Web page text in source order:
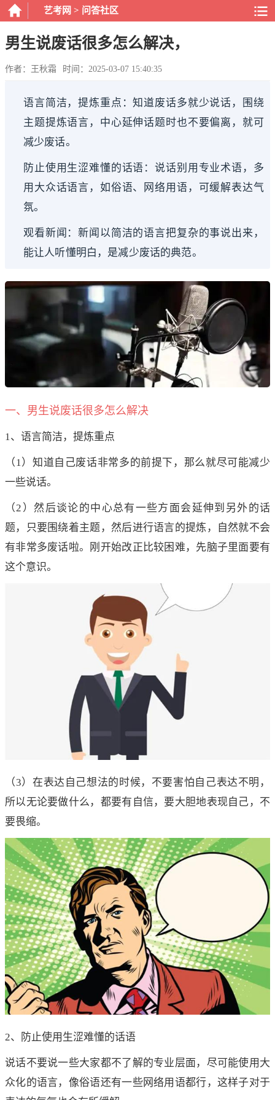
艺考网 > 问答社区
男生说废话很多怎么解决，
作者：王秋霜 时间：2025-03-07 15:40:35
语言简洁，提炼重点：知道废话多就少说话，围绕
主题提炼语言，中心延伸话题时也不要偏离，就可
减少废话。
防止使用生涩难懂的话语：说话别用专业术语，多
用大众话语言，如俗语、网络用语，可缓解表达气
氛。
观看新闻：新闻以简洁的语言把复杂的事说出来，
能让人听懂明白，是减少废话的典范。
一、男生说废话很多怎么解决
1、语言简洁，提炼重点
（1）知道自己废话非常多的前提下，那么就尽可能减少
一些说话。
（2）然后谈论的中心总有一些方面会延伸到另外的话
题，只要围绕着主题，然后进行语言的提炼，自然就不会
有非常多废话啦。刚开始改正比较困难，先脑子里面要有
这个意识。
（3）在表达自己想法的时候，不要害怕自己表达不明，
所以无论要做什么，都要有自信，要大胆地表现自己，不
要畏缩。
2、防止使用生涩难懂的话语
说话不要说一些大家都不了解的专业层面，尽可能使用大
众化的语言，像俗语还有一些网络用语都行，这样子对于